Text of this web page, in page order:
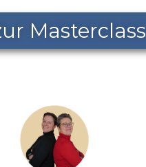
Masterclass